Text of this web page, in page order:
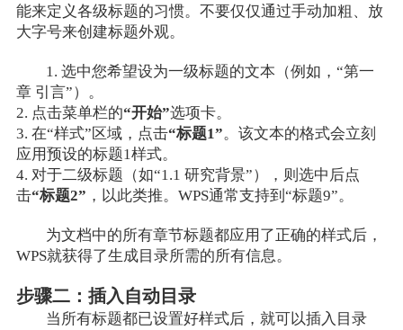
能来定义各级标题的习惯。不要仅仅通过手动加粗、放
大字号来创建标题外观。
1. 选中您希望设为一级标题的文本（例如，“第一
章 引言”）。
2. 点击菜单栏的“开始”选项卡。
3. 在“样式”区域，点击“标题1”。该文本的格式会立刻
应用预设的标题1样式。
4. 对于二级标题（如“1.1 研究背景”），则选中后点
击“标题2” ，以此类推。WPS通常支持到“标题9”。
为文档中的所有章节标题都应用了正确的样式后，
WPS就获得了生成目录所需的所有信息。
步骤二：插入自动目录
当所有标题都已设置好样式后，就可以插入目录